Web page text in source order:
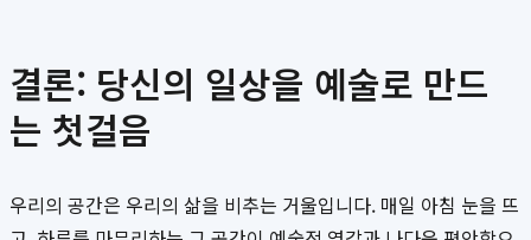
결론: 당신의 일상을 예술로 만드
는 첫걸음
우리의 공간은 우리의 삶을 비추는 거울입니다. 매일 아침 눈을 뜨